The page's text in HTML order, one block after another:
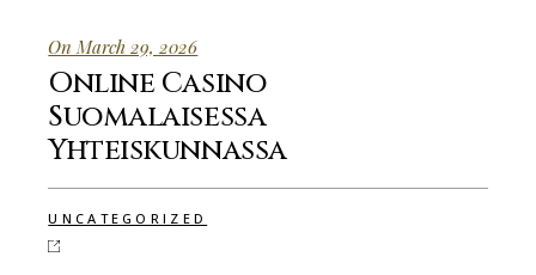
On March 29, 2026
Online Casino
Suomalaisessa
Yhteiskunnassa
UNCATEGORIZED